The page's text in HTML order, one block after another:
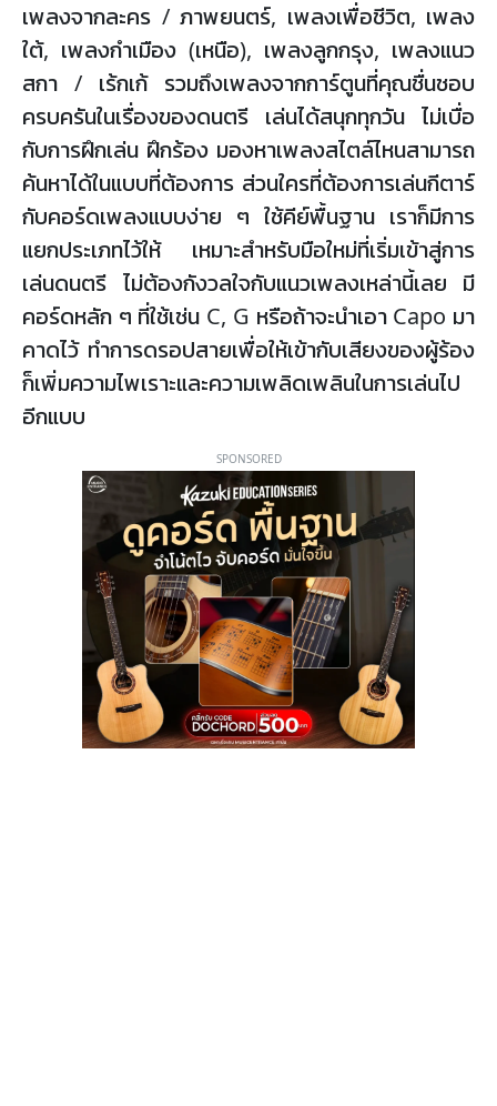
เพลงจากละคร / ภาพยนตร์, เพลงเพื่อชีวิต, เพลง
ใต้, เพลงกำเมือง (เหนือ), เพลงลูกกรุง, เพลงแนว
สกา / เร้กเก้ รวมถึงเพลงจากการ์ตูนที่คุณชื่นชอบ
ครบครันในเรื่องของดนตรี เล่นได้สนุกทุกวัน ไม่เบื่อ
กับการฝึกเล่น ฝึกร้อง มองหาเพลงสไตล์ไหนสามารถ
ค้นหาได้ในแบบที่ต้องการ ส่วนใครที่ต้องการเล่นกีตาร์
กับคอร์ดเพลงแบบง่าย ๆ ใช้คีย์พื้นฐาน เราก็มีการ
แยกประเภทไว้ให้ เหมาะสำหรับมือใหม่ที่เริ่มเข้าสู่การ
เล่นดนตรี ไม่ต้องกังวลใจกับแนวเพลงเหล่านี้เลย มี
คอร์ดหลัก ๆ ที่ใช้เช่น C, G หรือถ้าจะนำเอา Capo มา
คาดไว้ ทำการดรอปสายเพื่อให้เข้ากับเสียงของผู้ร้อง
ก็เพิ่มความไพเราะและความเพลิดเพลินในการเล่นไป
อีกแบบ
SPONSORED